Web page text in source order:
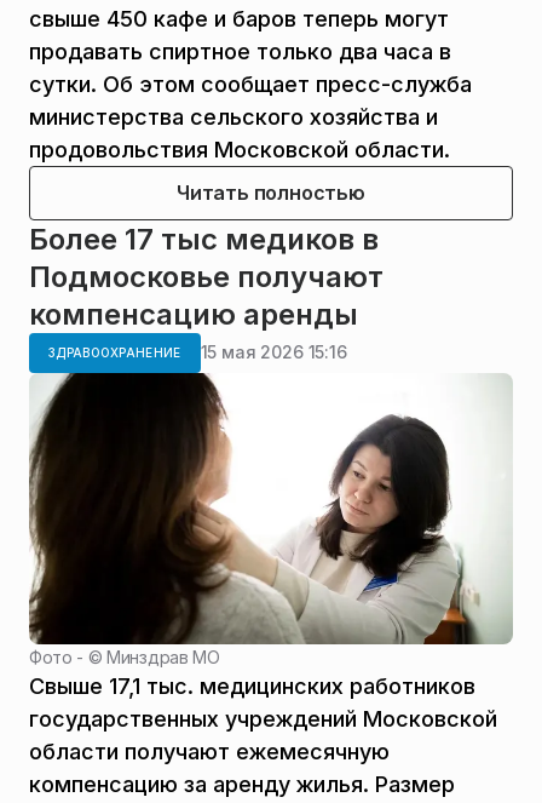
свыше 450 кафе и баров теперь могут
продавать спиртное только два часа в
сутки. Об этом сообщает пресс-служба
министерства сельского хозяйства и
продовольствия Московской области.
Читать полностью
Более 17 тыс медиков в
Подмосковье получают
компенсацию аренды
ЗДРАВООХРАНЕНИЕ 15 мая 2026 15:16
Фото - ©Минздрав МО
Свыше 17,1 тыс. медицинских работников
государственных учреждений Московской
области получают ежемесячную
компенсацию за аренду жилья. Размер